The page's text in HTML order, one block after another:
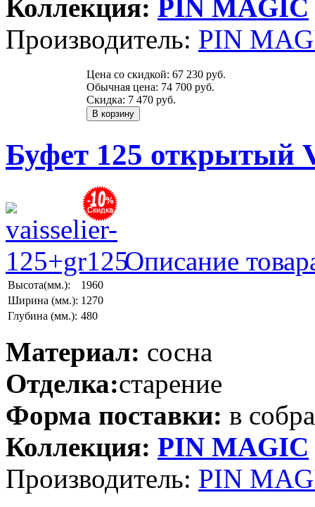
Коллекция: PIN MAGIС
Производитель: PIN
Цена со скидкой: 67 230 руб.
Обычная цена: 74 700 руб.
Скидка: 7 470 руб.
Буфет 125 открытый
Описание
Высота(мм.):
1960
Ширина (мм.): 1270
Глубина (мм.): 480
Материал: сосна
Отделка:старение
Форма поставки: в
Коллекция: PIN MAGIС
Производитель: PIN